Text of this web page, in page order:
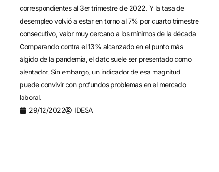
correspondientes al 3er trimestre de 2022. Y la tasa de
desempleo volvió a estar en torno al 7% por cuarto trimestre
consecutivo, valor muy cercano a los mínimos de la década.
Comparando contra el 13% alcanzado en el punto más
álgido de la pandemia, el dato suele ser presentado como
alentador. Sin embargo, un indicador de esa magnitud
puede convivir con profundos problemas en el mercado
laboral.
29/12/2022
IDESA